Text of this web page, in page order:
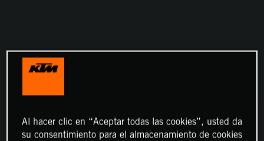
Al hacer clic en “Aceptar todas las cookies”, usted da
su consentimiento para el almacenamiento de cookies